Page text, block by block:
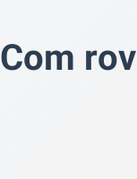
Com